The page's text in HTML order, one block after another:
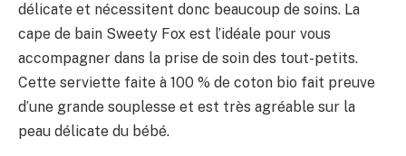
délicate et nécessitent donc beaucoup de soins. La
cape de bain Sweety Fox est l’idéale pour vous
accompagner dans la prise de soin des tout-petits.
Cette serviette faite à 100 % de coton bio fait preuve
d’une grande souplesse et est très agréable sur la
peau délicate du bébé.